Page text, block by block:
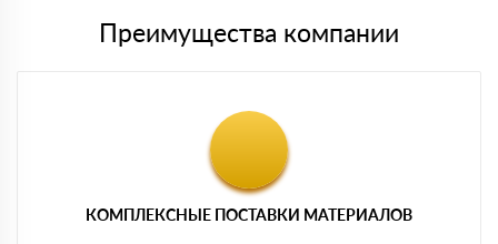
Преимущества компании
КОМПЛЕКСНЫЕ ПОСТАВКИ МАТЕРИАЛОВ